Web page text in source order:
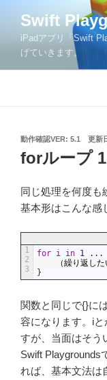
ツ
Swift
iPadアプリ「Swift
げていきます。
動作確認VER: 5.1 更新
forループ
同じ処理を何度も
基本形はこんな感
1
2
3
for i in 1 ...
（繰り返し
}
関数と同じで{}に
容になります。i
すが、当面はそう
Swift Playgrounds
れば、基本文法は